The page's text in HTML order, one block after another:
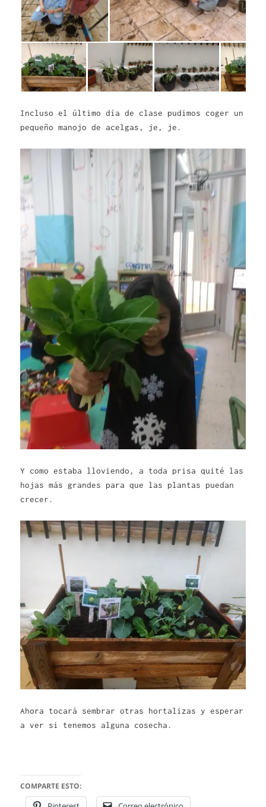
Incluso el último día de clase pudimos coger un
pequeño manojo de acelgas, je, je.
Y como estaba lloviendo, a toda prisa quité las
hojas más grandes para que las plantas puedan
crecer.
Ahora tocará sembrar otras hortalizas y esperar
a ver si tenemos alguna cosecha.
COMPARTE ESTO: